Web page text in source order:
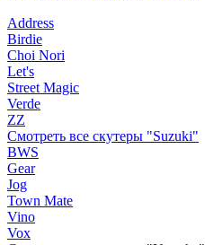
Address
Birdie
Choi Nori
Let's
Street Magic
Verde
ZZ
Смотреть все скутеры "Suzuki"
BWS
Gear
Jog
Town Mate
Vino
Vox